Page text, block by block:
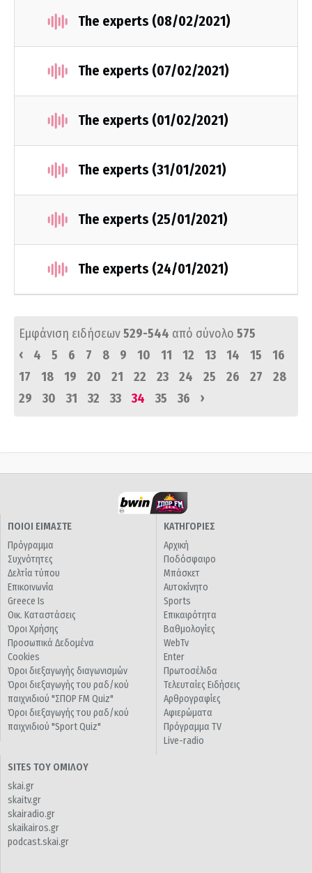
The experts (08/02/2021)
The experts (07/02/2021)
The experts (01/02/2021)
The experts (31/01/2021)
The experts (25/01/2021)
The experts (24/01/2021)
Εμφάνιση ειδήσεων529-544 από σύνολο 575
‹
4 5 6 7 8 9 10 11 12 13 14 15
16
17
18 19 20 21 22 23 24 25 26 27
28
29
30 31 32 33 34 35 36 ›
ΠΟΙΟΙ ΕΙΜΑΣΤΕ
Πρόγραμμα
Συχνότητες
Δελτία τύπου
Επικοινωνία
Greece Is
Οικ. Καταστάσεις
Όροι Χρήσης
Προσωπικά Δεδομένα
Cookies
Όροι διεξαγωγής διαγωνισμών
Όροι διεξαγωγής του ραδ/κού
παιχνιδιού "ΣΠΟΡ FM Quiz"
Όροι διεξαγωγής του ραδ/κού
παιχνιδιού "Sport Quiz"
ΚΑΤΗΓΟΡΙΕΣ
Αρχική
Ποδόσφαιρο
Μπάσκετ
Αυτοκίνητο
Sports
Επικαιρότητα
Βαθμολογίες
WebTv
Enter
Πρωτοσέλιδα
Τελευταίες Ειδήσεις
Αρθρογραφίες
Αφιερώματα
Πρόγραμμα TV
Live-radio
SITES ΤΟΥ ΟΜΙΛΟΥ
skai.gr
skaitv.gr
skairadio.gr
skaikairos.gr
podcast.skai.gr